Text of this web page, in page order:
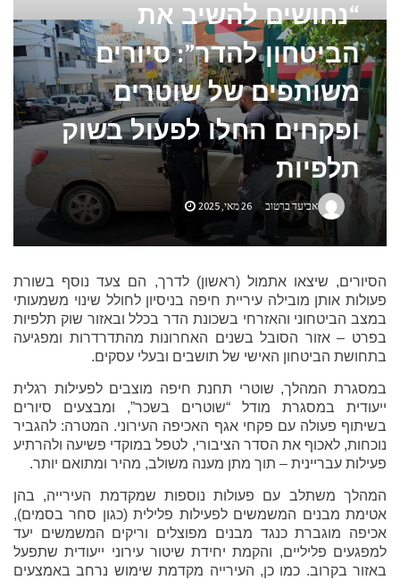
אביזרים ומתנות לגבר שאוהב להיות בשטח
אשפוז פסיכיאטרי ביתי: הגישה הדיסקרטית שמשנה את כללי המשחק בבריאות הנפש
“נחושים להשיב את
הביטחון להדר”: סיורים
משותפים של שוטרים
ופקחים החלו לפעול בשוק
תלפיות
אביעד ברטוב 26 מאי, 2025
הסיורים, שיצאו אתמול (ראשון) לדרך, הם צעד נוסף בשורת
פעולות אותן מובילה עיריית חיפה בניסיון לחולל שינוי משמעותי
במצב הביטחוני והאזרחי בשכונת הדר בכלל ובאזור שוק תלפיות
בפרט – אזור הסובל בשנים האחרונות מהתדרדרות ומפגיעה
בתחושת הביטחון האישי של תושבים ובעלי עסקים.
במסגרת המהלך, שוטרי תחנת חיפה מוצבים לפעילות רגלית
ייעודית במסגרת מודל “שוטרים בשכר”, ומבצעים סיורים
בשיתוף פעולה עם פקחי אגף האכיפה העירוני. המטרה: להגביר
נוכחות, לאכוף את הסדר הציבורי, לטפל במוקדי פשיעה ולהרתיע
פעילות עבריינית – תוך מתן מענה משולב, מהיר ומתואם יותר.
המהלך משתלב עם פעולות נוספות שמקדמת העירייה, בהן
אטימת מבנים המשמשים לפעילות פלילית (כגון סחר בסמים),
אכיפה מוגברת כנגד מבנים מפוצלים וריקים המשמשים יעד
למפגעים פליליים, והקמת יחידת שיטור עירוני ייעודית שתפעל
באזור בקרוב. כמו כן, העירייה מקדמת שימוש נרחב באמצעים